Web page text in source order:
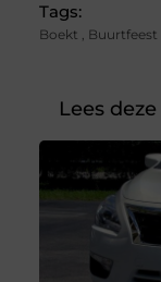
Tags:
Boekt , Buurtfeest
Lees deze